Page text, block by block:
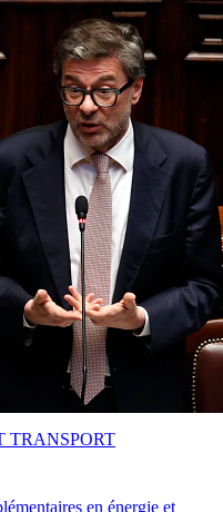
en énergie et
TRANSPORT